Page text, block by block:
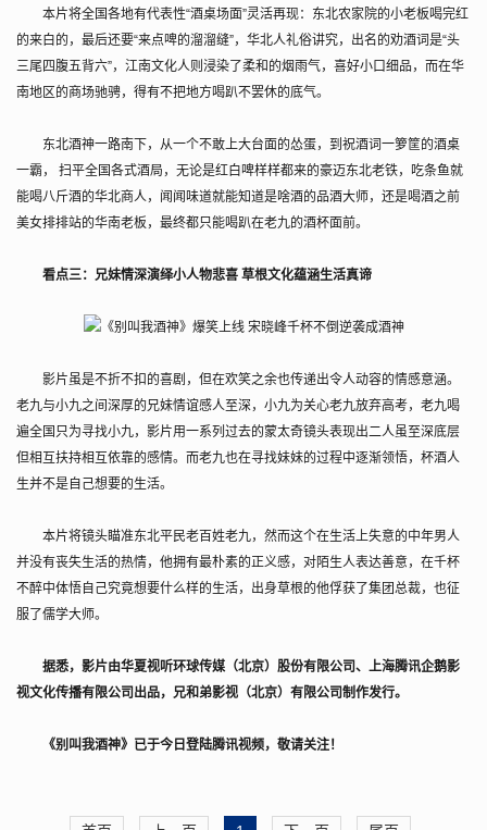
本片将全国各地有代表性“酒桌场面”灵活再现：东北农家院的小老板喝完红
的来白的，最后还要“来点啤的溜溜缝”，华北人礼俗讲究，出名的劝酒词是“头
三尾四腹五背六”，江南文化人则浸染了柔和的烟雨气，喜好小口细品，而在华
南地区的商场驰骋，得有不把地方喝趴不罢休的底气。
东北酒神一路南下，从一个不敢上大台面的怂蛋，到祝酒词一箩筐的酒桌
一霸， 扫平全国各式酒局，无论是红白啤样样都来的豪迈东北老铁，吃条鱼就
能喝八斤酒的华北商人，闻闻味道就能知道是啥酒的品酒大师，还是喝酒之前
美女排排站的华南老板，最终都只能喝趴在老九的酒杯面前。
看点三：兄妹情深演绎小人物悲喜 草根文化蕴涵生活真谛
影片虽是不折不扣的喜剧，但在欢笑之余也传递出令人动容的情感意涵。
老九与小九之间深厚的兄妹情谊感人至深，小九为关心老九放弃高考，老九喝
遍全国只为寻找小九，影片用一系列过去的蒙太奇镜头表现出二人虽至深底层
但相互扶持相互依靠的感情。而老九也在寻找妹妹的过程中逐渐领悟，杯酒人
生并不是自己想要的生活。
本片将镜头瞄准东北平民老百姓老九，然而这个在生活上失意的中年男人
并没有丧失生活的热情，他拥有最朴素的正义感，对陌生人表达善意，在千杯
不醉中体悟自己究竟想要什么样的生活，出身草根的他俘获了集团总裁，也征
服了儒学大师。
据悉，影片由华夏视听环球传媒（北京）股份有限公司、上海腾讯企鹅影
视文化传播有限公司出品，兄和弟影视（北京）有限公司制作发行。
《别叫我酒神》已于今日登陆腾讯视频，敬请关注！